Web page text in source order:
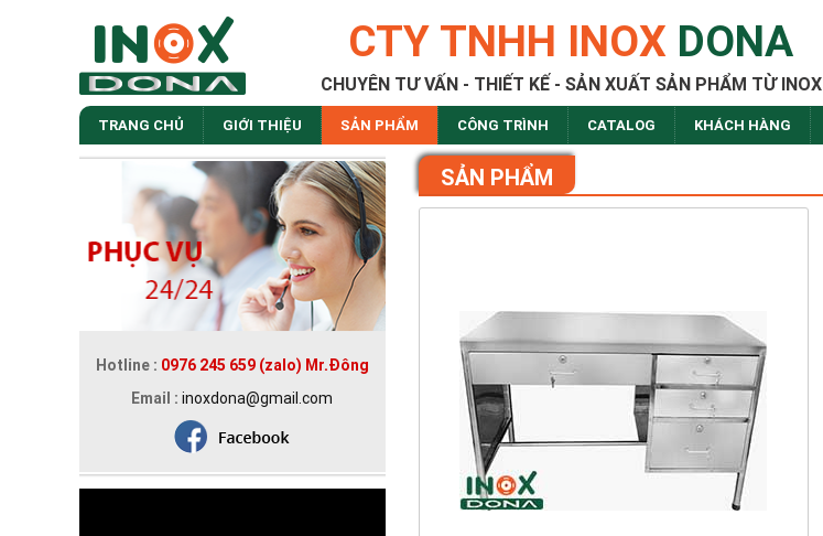
CTY TNHH INOX DONA
CHUYÊN TƯ VẤN - THIẾT KẾ - SẢN XUẤT SẢN PHẨM TỪ INOX
TRANG CHỦ GIỚI THIỆU SẢN PHẨM CÔNG TRÌNH CATALOG KHÁCH HÀNG
Hotline : 0976 245 659 (zalo) Mr.Đông
Email :inoxdona@gmail.com
SẢN PHẨM